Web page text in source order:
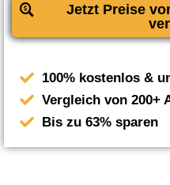
Jetzt Preise
100% kostenlos &
Vergleich von 200+
Bis zu 63% sparen